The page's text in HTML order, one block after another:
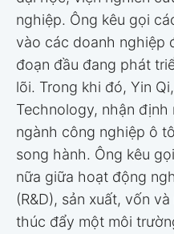
nghiệp. Ông kêu gọi
vào các doanh nghiệp
đoạn đầu đang phát
lõi. Trong khi đó, Yin
Technology, nhận
ngành công nghiệp ô
song hành. Ông kêu
nữa giữa hoạt động
(R&D), sản xuất, vốn
thúc đẩy một môi